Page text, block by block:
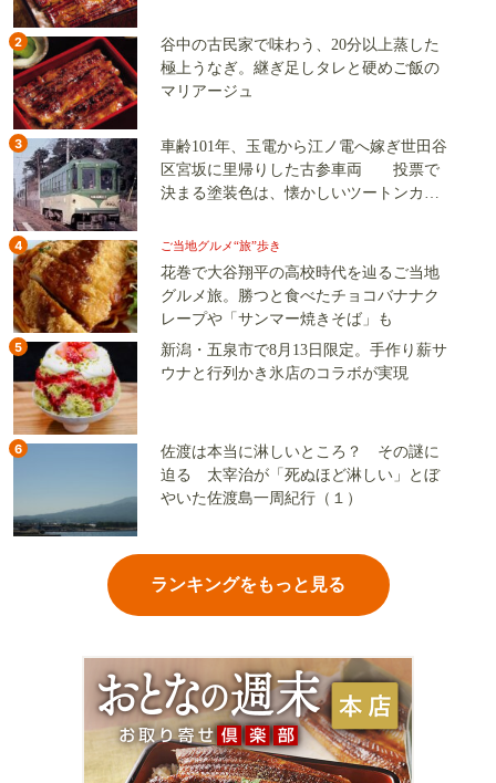
2
谷中の古民家で味わう、20分以上蒸した
極上うなぎ。継ぎ足しタレと硬めご飯の
マリアージュ
3
車齢101年、玉電から江ノ電へ嫁ぎ世田谷
区宮坂に里帰りした古参車両 投票で
決まる塗装色は、懐かしいツートンカラ
4 ご当地グルメ“旅”歩き
花巻で大谷翔平の高校時代を辿るご当地
グルメ旅。勝つと食べたチョコバナナク
レープや「サンマー焼きそば」も
5
新潟・五泉市で8月13日限定。手作り薪サ
ウナと行列かき氷店のコラボが実現
6
佐渡は本当に淋しいところ？ その謎に
迫る 太宰治が「死ぬほど淋しい」とぼ
やいた佐渡島一周紀行（１）
ランキングをもっと見る